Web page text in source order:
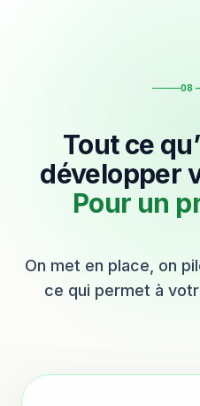
08
Tout ce
développer
Pour un
On met en place, on
ce qui permet à